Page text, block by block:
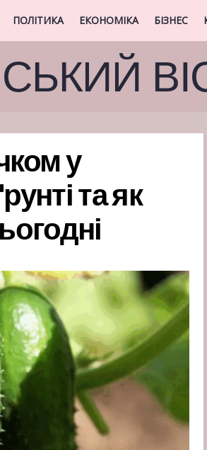
ПОЛІТИКА ЕКОНОМІКА БІЗНЕС
у
та як